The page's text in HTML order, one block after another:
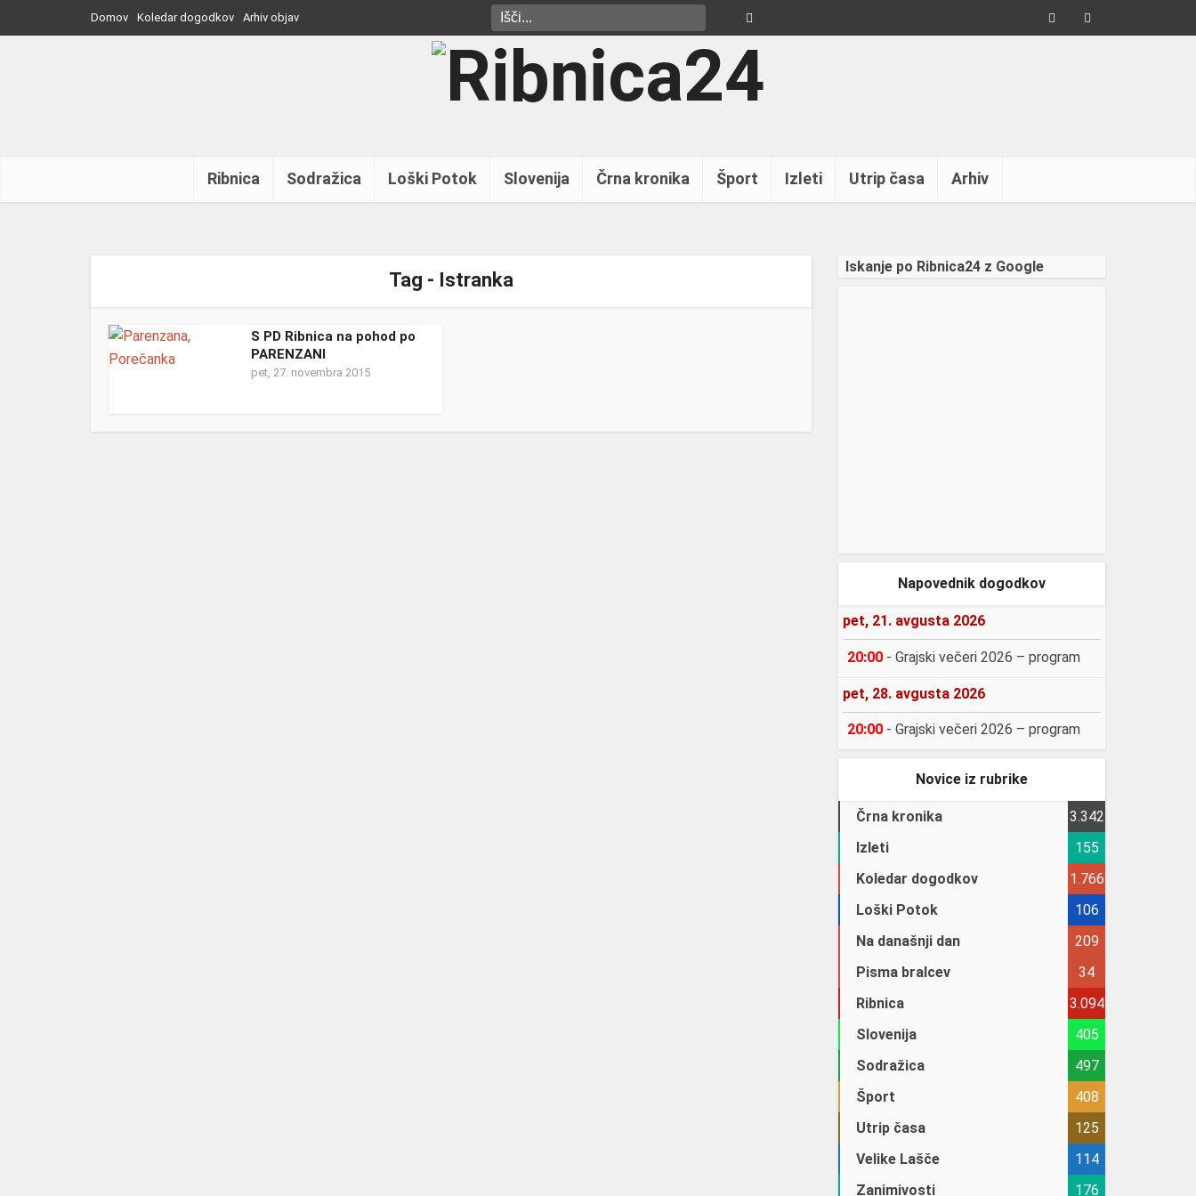
Domov Koledar dogodkov Arhiv objav
Ribnica Sodražica Loški Potok Slovenija Črna kronika Šport Izleti Utrip časa Arhiv
Tag - Istranka
S PD Ribnica na pohod po
PARENZANI
pet, 27. novembra 2015
Iskanje po Ribnica24 z Google
Napovednik dogodkov
pet, 21. avgusta 2026
20:00 - Grajski večeri 2026 – program
pet, 28. avgusta 2026
20:00 - Grajski večeri 2026 – program
Novice iz rubrike
Črna kronika
3.342
Izleti
155
Koledar dogodkov
1.766
Loški Potok
106
Na današnji dan
209
Pisma bralcev
34
Ribnica
3.094
Slovenija
405
Sodražica
497
Šport
408
Utrip časa
125
Velike Lašče
114
Zanimivosti
176